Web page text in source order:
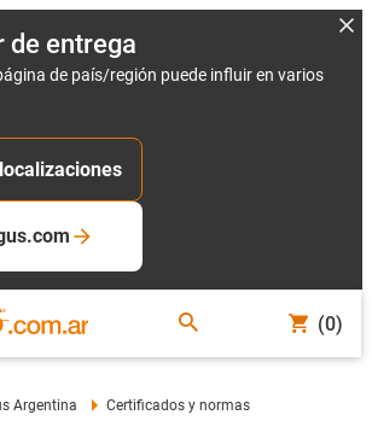
de entrega
de país/región puede influir en varios
(0)
Argentina
Certificados y normas